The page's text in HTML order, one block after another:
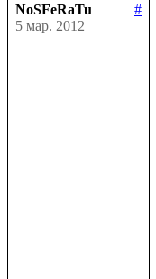
NoSFeRaTu
#
5 мар. 2012